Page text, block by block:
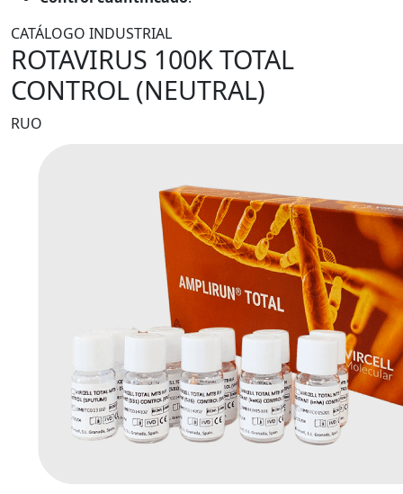
CATÁLOGO INDUSTRIAL
ROTAVIRUS 100K TOTAL
CONTROL (NEUTRAL)
RUO